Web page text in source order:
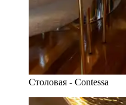
Столовая - Contessa